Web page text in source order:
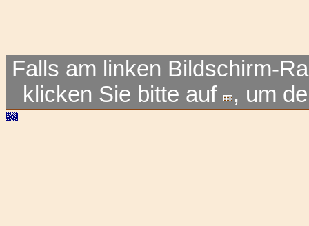
Falls am linken Bildschirm-
klicken Sie bitte auf
, um